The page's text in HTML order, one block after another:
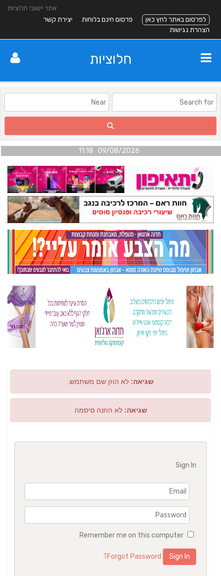
אתר יישובי חלוציות
לפרסום באתר לחץ כאן
פרסום חינם בלוחות
יצירת קשר
הצהרת נגישות
חלוציות
09/08/2026 11:18
שגיאה: לא הוזן שם משתמש.
שגיאה: לא הוזנה סיסמה
Sign In
Remember me on this computer
Forgot Password?